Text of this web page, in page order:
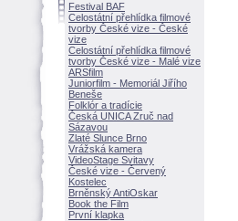
Festival BAF
Celostátní přehlídka filmové
tvorby České vize - České
vize
Celostátní přehlídka filmové
tvorby České vize - Malé vize
ARSfilm
Juniorfilm - Memoriál Jiřího
Beneše
Folklór a tradície
Česká UNICA Zruč nad
Sázavou
Zlaté Slunce Brno
Vrážská kamera
VideoStage Svitavy
České vize - Červený
Kostelec
Brněnský AntiOskar
Book the Film
První klapka